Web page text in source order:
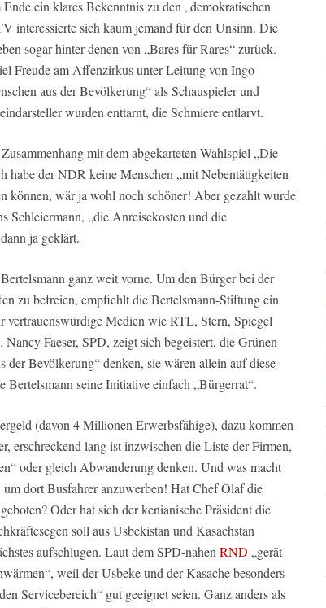
ein klares Bekenntnis zu den „demokratischen
interessierte sich kaum jemand für den Unsinn. Die
sogar hinter denen von „Bares für Rares“ zurück.
Freude am Affenzirkus unter Leitung von Ingo
aus der Bevölkerung“ als Schauspieler und
wurden enttarnt, die Schmiere entlarvt.
mit dem abgekarteten Wahlspiel „Die
habe der NDR keine Menschen „mit Nebentätigkeiten
können, wär ja wohl noch schöner! Aber gezahlt wurde
Schleiermann, „die Anreisekosten und die
ja geklärt.
ganz weit vorne. Um den Bürger bei der
zu befreien, empfiehlt die Bertelsmann-Stiftung ein
vertrauenswürdige Medien wie RTL, Stern, Spiegel
Faeser, SPD, zeigt sich begeistert, die Grünen
der Bevölkerung“ denken, sie wären allein auf diese
Bertelsmann seine Initiative einfach „Bürgerrat“.
(davon 4 Millionen Erwerbsfähige), dazu kommen
erschreckend lang ist inzwischen die Liste der Firmen,
oder gleich Abwanderung denken. Und was macht
dort Busfahrer anzuwerben! Hat Chef Olaf die
Oder hat sich der kenianische Präsident die
soll aus Usbekistan und Kasachstan
aufschlugen. Laut dem SPD-nahen RND „gerät
weil der Usbeke und der Kasache besonders
Servicebereich“ gut geeignet seien. Ganz anders als